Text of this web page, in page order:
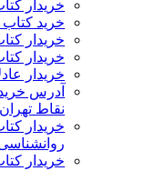
خریدار
خرید
خریدار
خریدار
خریدار
آدرس
نقاط تهران
خریدار
خریدار